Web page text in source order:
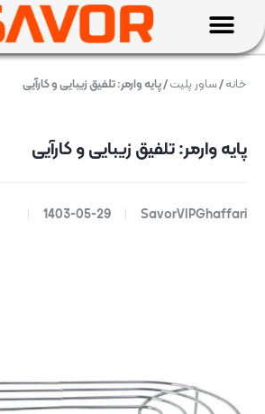
خانه/ساور پلیت/ پایه وارمر: تلفیق زیبایی و کارآیی
پایه وارمر: تلفیق زیبایی و کارآیی
SavorVIPGhaffari
1403-05-29